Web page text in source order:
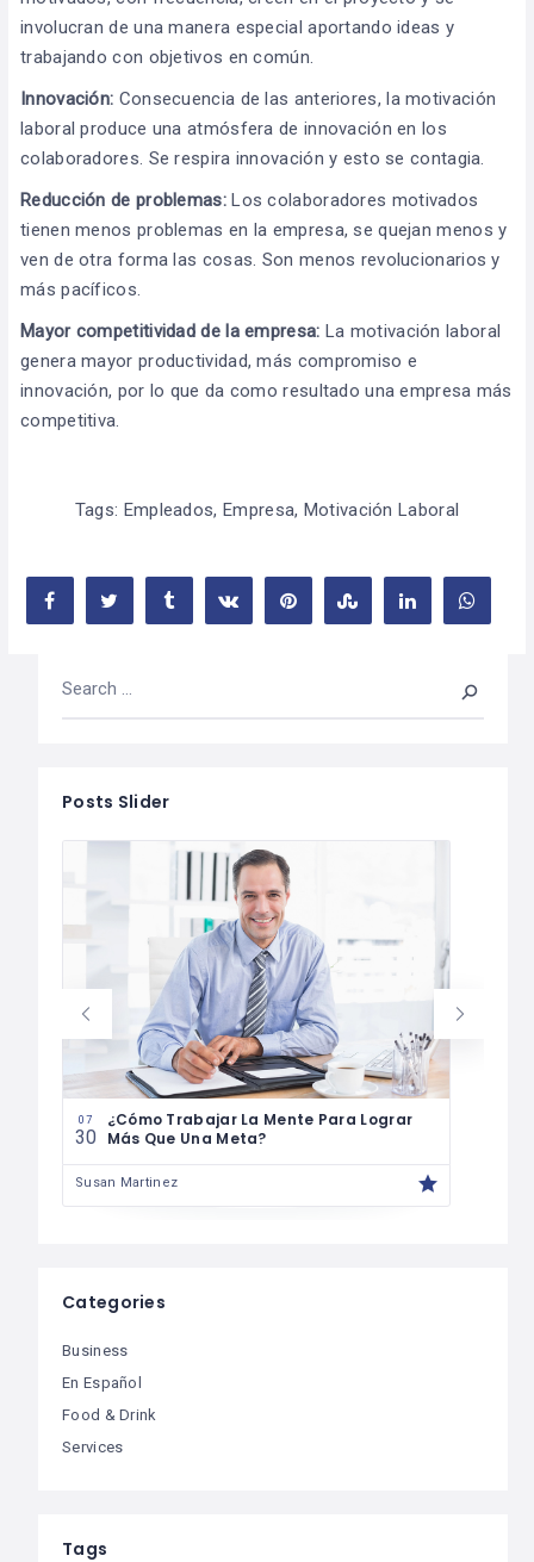
involucran de una manera especial aportando ideas y
trabajando con objetivos en común.
Innovación: Consecuencia de las anteriores, la motivación
laboral produce una atmósfera de innovación en los
colaboradores. Se respira innovación y esto se contagia.
Reducción de problemas:Los colaboradores motivados
tienen menos problemas en la empresa, se quejan menos y
ven de otra forma las cosas. Son menos revolucionarios y
más pacíficos.
Mayor competitividad de la empresa: La motivación laboral
genera mayor productividad, más compromiso e
innovación, por lo que da como resultado una empresa más
competitiva.
Tags: Empleados, Empresa, Motivación Laboral
Posts Slider
07
30
¿Cómo Trabajar La Mente Para Lograr
Más Que Una Meta?
Susan Martinez
Categories
Business
En Español
Food & Drink
Services
Tags